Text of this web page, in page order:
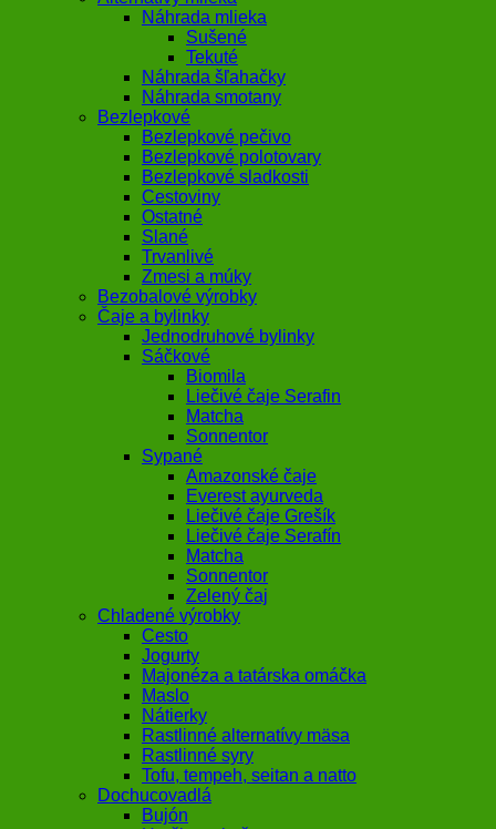
Náhrada mlieka
Sušené
Tekuté
Náhrada šľahačky
Náhrada smotany
Bezlepkové
Bezlepkové pečivo
Bezlepkové polotovary
Bezlepkové sladkosti
Cestoviny
Ostatné
Slané
Trvanlivé
Zmesi a múky
Bezobalové výrobky
Čaje a bylinky
Jednodruhové bylinky
Sáčkové
Biomila
Liečivé čaje Serafin
Matcha
Sonnentor
Sypané
Amazonské čaje
Everest ayurveda
Liečivé čaje Grešík
Liečivé čaje Serafín
Matcha
Sonnentor
Zelený čaj
Chladené výrobky
Cesto
Jogurty
Majonéza a tatárska omáčka
Maslo
Nátierky
Rastlinné alternatívy mäsa
Rastlinné syry
Tofu, tempeh, seitan a natto
Dochucovadlá
Bujón